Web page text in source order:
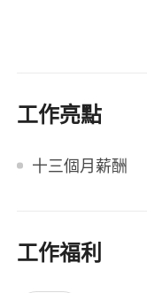
工作亮點
十三個月薪酬
工作福利